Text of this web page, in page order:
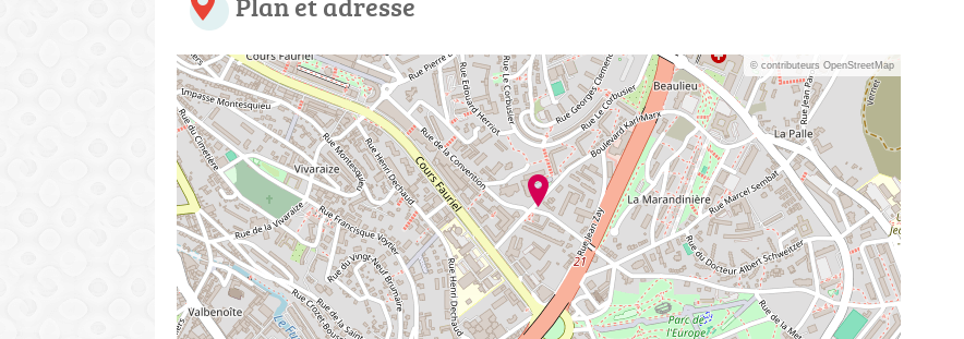
© contributeurs OpenStreetMap